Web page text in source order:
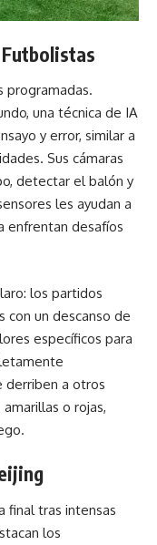
programadas.
una técnica de IA
y error, similar a
Sus cámaras
detectar el balón y
les ayudan a
enfrentan desafíos
los partidos
con un descanso de
específicos para
derriben a otros
o rojas,
final tras intensas
los